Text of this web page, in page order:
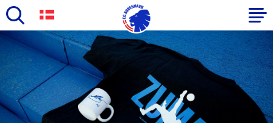
Skip
to
main
content
Primary
navigation
-
English